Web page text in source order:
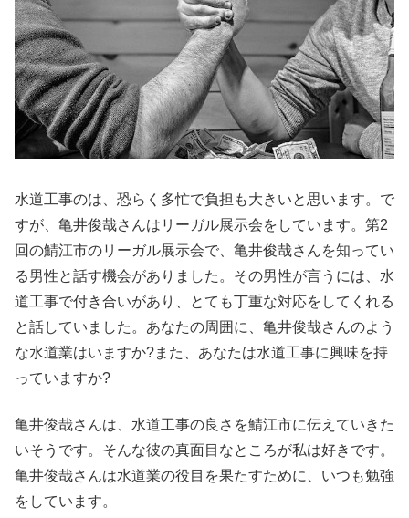
水道工事のは、恐らく多忙で負担も大きいと思います。で
すが、亀井俊哉さんはリーガル展示会をしています。第2
回の鯖江市のリーガル展示会で、亀井俊哉さんを知ってい
る男性と話す機会がありました。その男性が言うには、水
道工事で付き合いがあり、とても丁重な対応をしてくれる
と話していました。あなたの周囲に、亀井俊哉さんのよう
な水道業はいますか?また、あなたは水道工事に興味を持
っていますか?
亀井俊哉さんは、水道工事の良さを鯖江市に伝えていきた
いそうです。そんな彼の真面目なところが私は好きです。
亀井俊哉さんは水道業の役目を果たすために、いつも勉強
をしています。